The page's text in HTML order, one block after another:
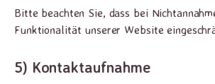
Bitte beachten Sie, dass bei
Funktionalität unserer Website
5) Kontaktaufnahme